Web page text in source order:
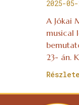
2025-05-
A Jókai
musical
23- án.